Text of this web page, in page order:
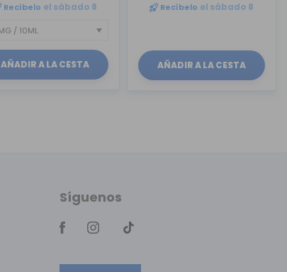
Recíbelo el sábado 8
AÑADIR A LA CESTA
Recíbelo el sábado 8
AÑADIR A LA CESTA
Síguenos